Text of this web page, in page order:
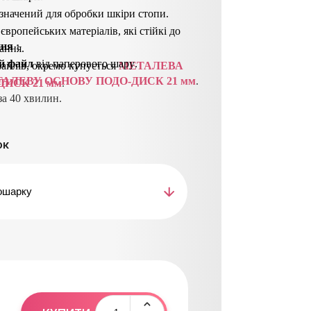
для обробки шкіри стопи.
матеріалів, які стійкі до
окремо купуєтьсяМЕТАЛЕВА
21 мм.
:
файлвід паперового шару.
ОСНОВУ ПОДО-ДИСК 21 мм.
40 хвилин.
або простерилізувати.